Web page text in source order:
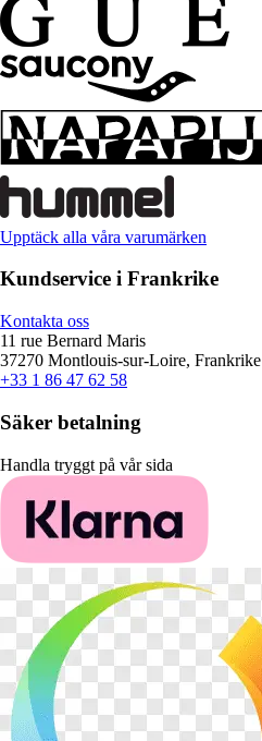
Upptäck alla våra varumärken
Kundservice i Frankrike
Kontakta oss
11 rue Bernard Maris
37270 Montlouis-sur-Loire, Frankrike
+33 1 86 47 62 58
Säker betalning
Handla tryggt på vår sida